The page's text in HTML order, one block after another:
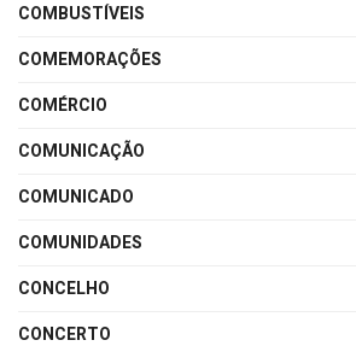
COMBUSTÍVEIS
COMEMORAÇÕES
COMÉRCIO
COMUNICAÇÃO
COMUNICADO
COMUNIDADES
CONCELHO
CONCERTO